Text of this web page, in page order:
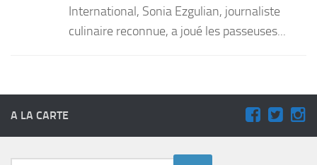
International, Sonia Ezgulian, journaliste
culinaire reconnue, a joué les passeuses...
A LA CARTE